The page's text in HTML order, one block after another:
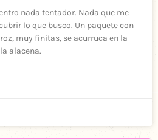
nada tentador. Nada que me
lo que busco. Un paquete con
muy finitas, se acurruca en la
alacena.